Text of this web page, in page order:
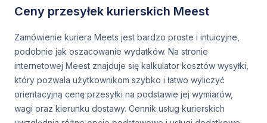
Ceny przesyłek kurierskich Meest
Zamówienie kuriera Meets jest bardzo proste i intuicyjne,
podobnie jak oszacowanie wydatków. Na stronie
internetowej Meest znajduje się kalkulator kosztów wysyłki,
który pozwala użytkownikom szybko i łatwo wyliczyć
orientacyjną cenę przesyłki na podstawie jej wymiarów,
wagi oraz kierunku dostawy. Cennik usług kurierskich